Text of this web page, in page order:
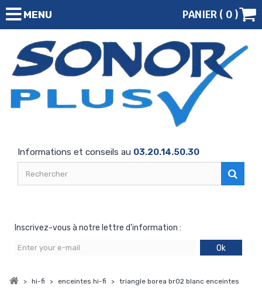
MENU PANIER ( 0 )
Informations et conseils au 03.20.14.50.30
Inscrivez-vous à notre lettre d'information :
Ok
> hi-fi > enceintes hi-fi > triangle borea br02 blanc enceintes